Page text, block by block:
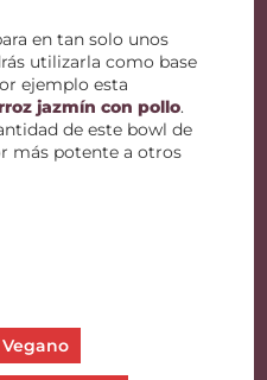
en tan solo unos
utilizarla como base
ejemplo esta
jazmín con pollo.
de este bowl de
más potente a otros
Vegano